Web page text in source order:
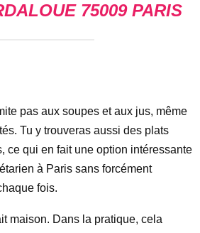
75009 PARIS
pas aux soupes et aux jus, même
Tu y trouveras aussi des plats
ce qui en fait une option intéressante
à Paris sans forcément
fois.
maison. Dans la pratique, cela